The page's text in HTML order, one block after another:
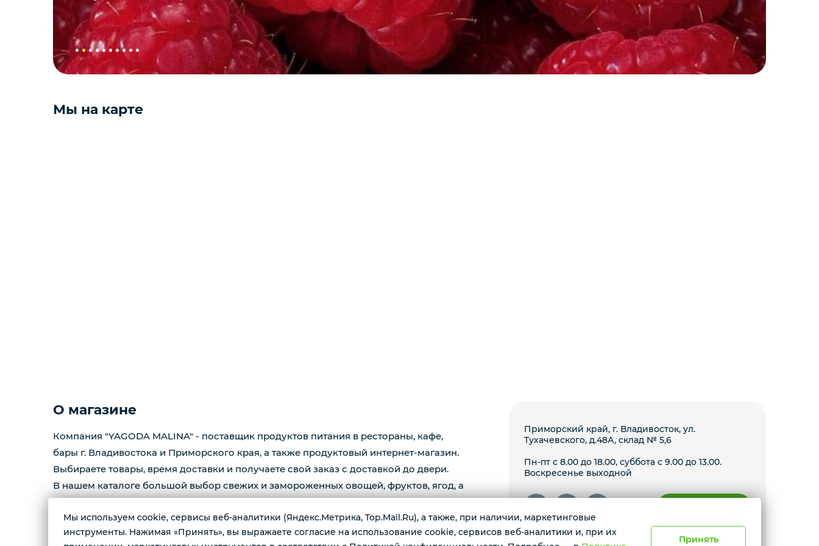
Яйцо
Подарочные наборы из ягод и
фруктов
подробности узнавайте у менеджеров. собираем наборы на любую сумму под
ваш бюджет
Мы на карте
О магазине
Компания "YAGODA MALINA" - поставщик продуктов питания в рестораны, кафе,
бары г. Владивостока и Приморского края, а также продуктовый интернет-магазин.
Выбираете товары, время доставки и получаете свой заказ с доставкой до двери.
В нашем каталоге большой выбор свежих и замороженных овощей, фруктов, ягод, а
Приморский край, г. Владивосток, ул.
Тухачевского, д.48А, склад № 5,6
Пн-пт с 8.00 до 18.00, суббота с 9.00 до 13.00.
Воскресенье выходной
*Instagram призана экстремистской организацией и запрещена в
Мы используем cookie, сервисы веб-аналитики (Яндекс.Метрика, Top.Mail.Ru), а также, при наличии, маркетинговые
инструменты. Нажимая «Принять», вы выражаете согласие на использование cookie, сервисов веб-аналитики и, при их
Принять